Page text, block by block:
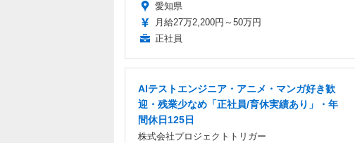
愛知県
月給27万2,200円～50万円
正社員
AIテストエンジニア・アニメ・マンガ好き歓
迎・残業少なめ「正社員/育休実績あり」・年
間休日125日
株式会社プロジェクトトリガー